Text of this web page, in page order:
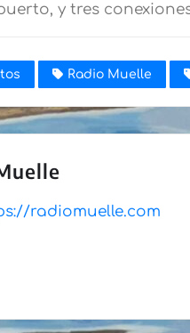
y tres
Radio Muelle
radiomuelle.com